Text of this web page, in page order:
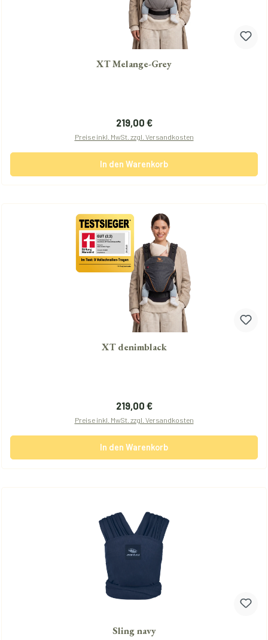
XT Melange-Grey
Regulärer Preis:
219,00 €
Preise inkl. MwSt. zzgl. Versandkosten
In den Warenkorb
XT denimblack
Regulärer Preis:
219,00 €
Preise inkl. MwSt. zzgl. Versandkosten
In den Warenkorb
Sling navy